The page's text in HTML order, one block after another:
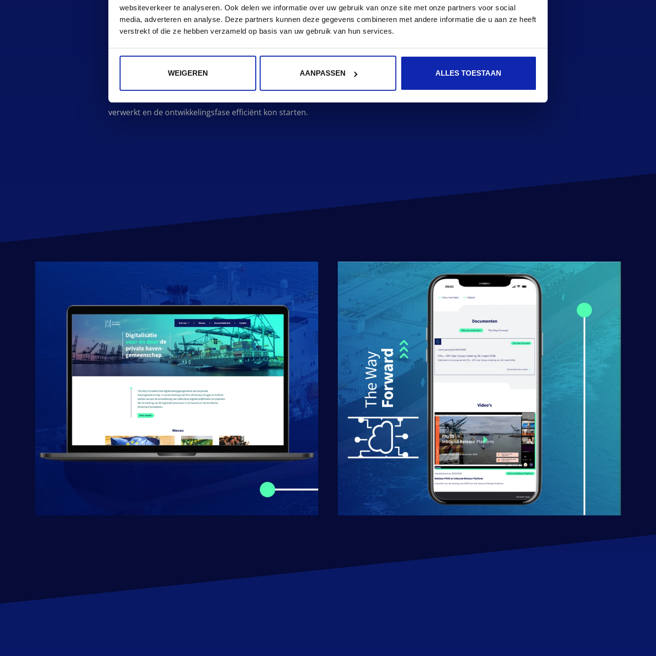
websiteverkeer te analyseren. Ook delen we informatie over uw gebruik van onze site met onze partners voor social
media, adverteren en analyse. Deze partners kunnen deze gegevens combineren met andere informatie die u aan ze heeft
verstrekt of die ze hebben verzameld op basis van uw gebruik van hun services.
WEIGEREN AANPASSEN ALLES TOESTAAN
doelgroepen, van bedrijven tot stakeholders in de haven, informatie makkelijk kunnen vinden en gebruiken.
vertaald naar twee concrete designvoorstellen.
realistisch beeld van zowel de visuele stijl als de gebruikservaring, waardoor feedback snel en gericht kon worden
verwerkt en de ontwikkelingsfase efficiënt kon starten.